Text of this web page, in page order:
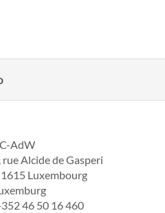
AdW
rue Alcide de Gasperi
Luxembourg
46 50 16 460